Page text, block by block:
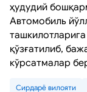
ҳудудий
Автомобиль
қўзғатилиб,
кўрсатмалар
Сирдарё вилояти